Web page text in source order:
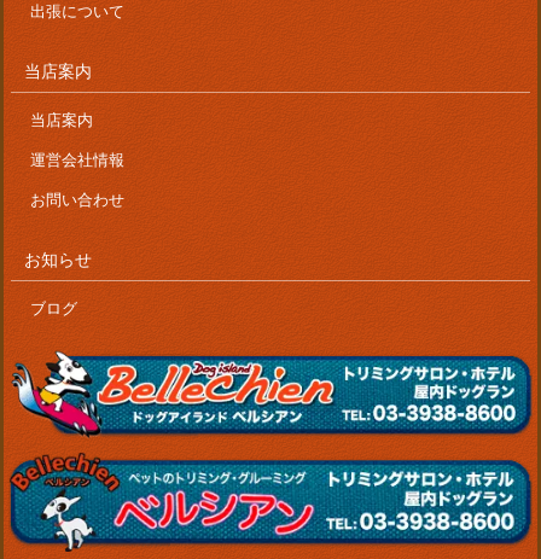
出張について
当店案内
当店案内
運営会社情報
お問い合わせ
お知らせ
ブログ